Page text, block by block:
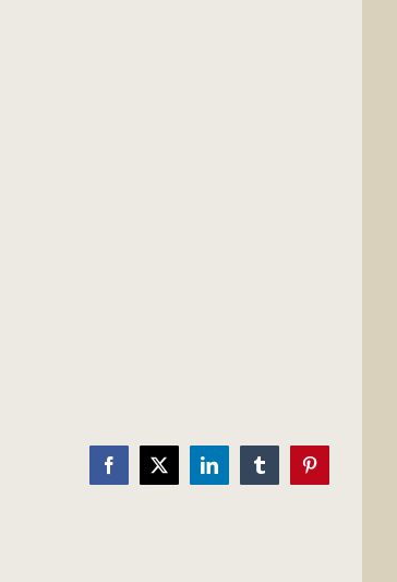
Facebook
X LinkedInTumblrPinterest